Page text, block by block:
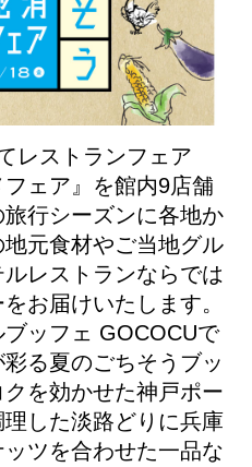
レストランフェア
フェア』を館内9店舗
行シーズンに各地か
元食材やご当地グル
レストランならでは
お届けいたします。
ッフェ GOCOCUで
る夏のごちそうブッ
を効かせた神戸ポー
した淡路どりに兵庫
ツを合わせた一品な